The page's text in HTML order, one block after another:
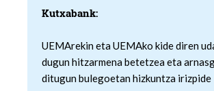
Kutxabank:
UEMArekin eta UEMAko kide diren
dugun hitzarmena betetzea eta
ditugun bulegoetan hizkuntza irizpide